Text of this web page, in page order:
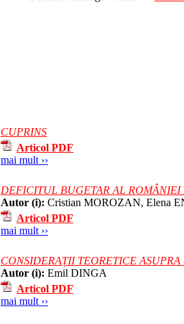
CUPRINS
Articol PDF
mai mult ››
DEFICITUL BUGETAR AL
Autor (i): Cristian MOROZAN, Elena
Articol PDF
mai mult ››
CONSIDERAȚII TEORETICE
Autor (i): Emil DINGA
Articol PDF
mai mult ››